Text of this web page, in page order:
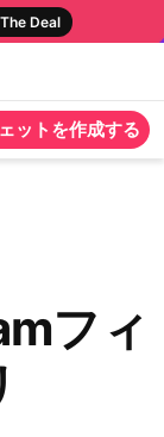
Deal
ットを作成する
フィ